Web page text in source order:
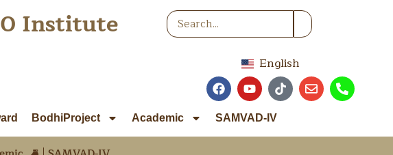
BodhiProject Academic SAMVAD-IV
Institute
English